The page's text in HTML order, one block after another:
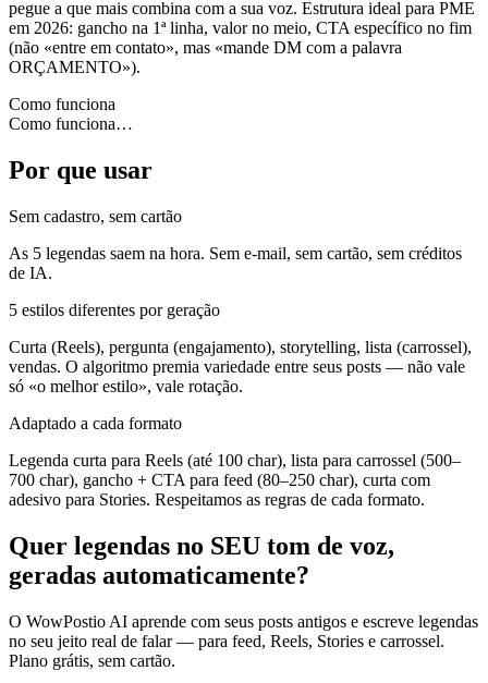
pegue a que mais combina com a sua voz. Estrutura ideal para PME
em 2026: gancho na 1ª linha, valor no meio, CTA específico no fim
(não «entre em contato», mas «mande DM com a palavra
ORÇAMENTO»).
Como funciona
Como funciona…
Por que usar
Sem cadastro, sem cartão
As 5 legendas saem na hora. Sem e-mail, sem cartão, sem créditos
de IA.
5 estilos diferentes por geração
Curta (Reels), pergunta (engajamento), storytelling, lista (carrossel),
vendas. O algoritmo premia variedade entre seus posts — não vale
só «o melhor estilo», vale rotação.
Adaptado a cada formato
Legenda curta para Reels (até 100 char), lista para carrossel (500–
700 char), gancho + CTA para feed (80–250 char), curta com
adesivo para Stories. Respeitamos as regras de cada formato.
Quer legendas no SEU tom de voz,
geradas automaticamente?
O WowPostio AI aprende com seus posts antigos e escreve legendas
no seu jeito real de falar — para feed, Reels, Stories e carrossel.
Plano grátis, sem cartão.